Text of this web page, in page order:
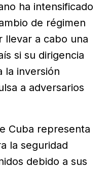
ha intensificado
de régimen
llevar a cabo una
si su dirigencia
la inversión
a adversarios
Cuba representa
la seguridad
debido a sus